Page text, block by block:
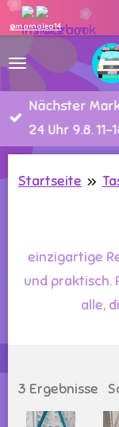
@mamalea14
Zum
Hauptinhalt
springen
Nächster
24 Uhr 9.8. 11-
Startseite »
einzigartige
und praktisch.
alle,
3 Ergebnisse